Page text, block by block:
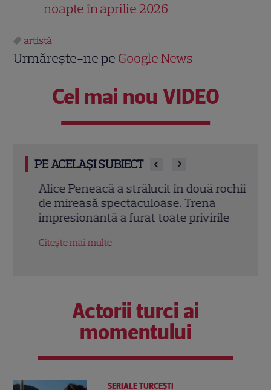
noapte în aprilie 2026
artistă
Urmărește-ne pe Google News
Cel mai nou VIDEO
PE ACELAȘI SUBIECT
Alice Peneacă a strălucit în două rochii
de mireasă spectaculoase. Trena
impresionantă a furat toate privirile
Citește mai multe
Actorii turci ai
momentului
SERIALE TURCEŞTI